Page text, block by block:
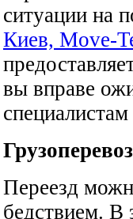
ситуации на
Киев, Move-
вы вправе
Переезд
бедствием. В